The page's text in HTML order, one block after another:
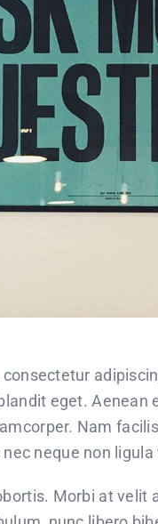
eget.
Nam
neque non
Morbi at